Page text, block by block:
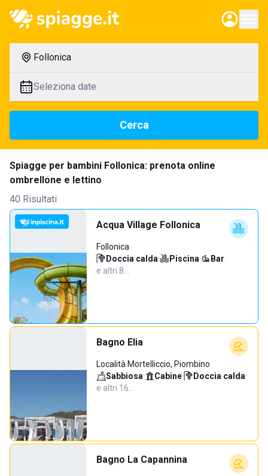
Follonica
Seleziona date
Cerca
Spiagge per bambini Follonica: prenota online
ombrellone e lettino
40 Risultati
Acqua Village Follonica
Follonica
Doccia calda· Piscina· Bar·
e altri 8…
Bagno Elia
Località Mortelliccio, Piombino
Sabbiosa· Cabine· Doccia calda·
e altri 16…
Bagno La Capannina